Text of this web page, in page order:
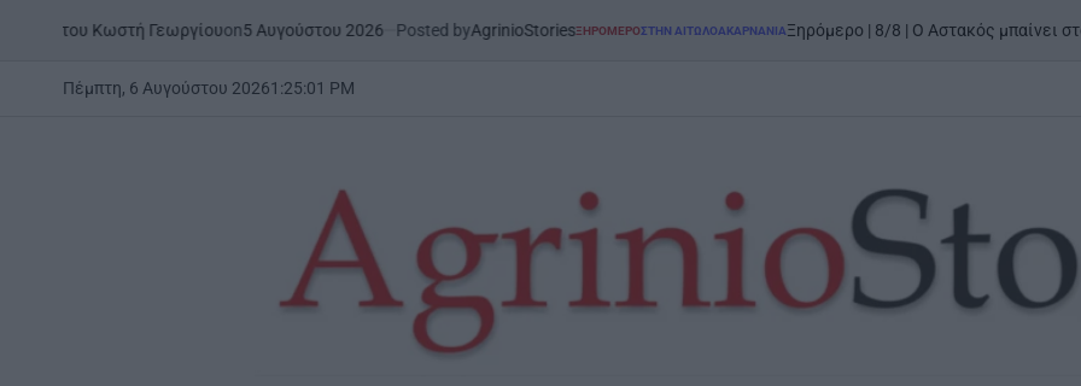
Γεωργίουon5 Αυγούστου 2026 Posted byAgrinioStoriesPOSTED
ΞΗΡΟΜΕΡΟΣΤΗΝ ΑΙΤΩΛΟΑΚΑΡΝΑΝΊΑΞηρόμερο | 8/8 | Ο Αστακός μπαίνει στον χορόon5
Πέμπτη, 6 Αυγούστου 20261 :25:03 PM